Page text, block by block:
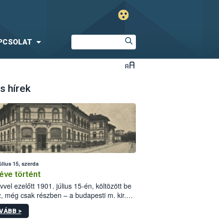
hírek
15, szerda
történt
ezelőtt 1901. július 15-én, költözött be
még csak részben – a budapesti m. kir.
állomás a Kis Rókus utca
alatti, Czigler Győző által tervezett új
>